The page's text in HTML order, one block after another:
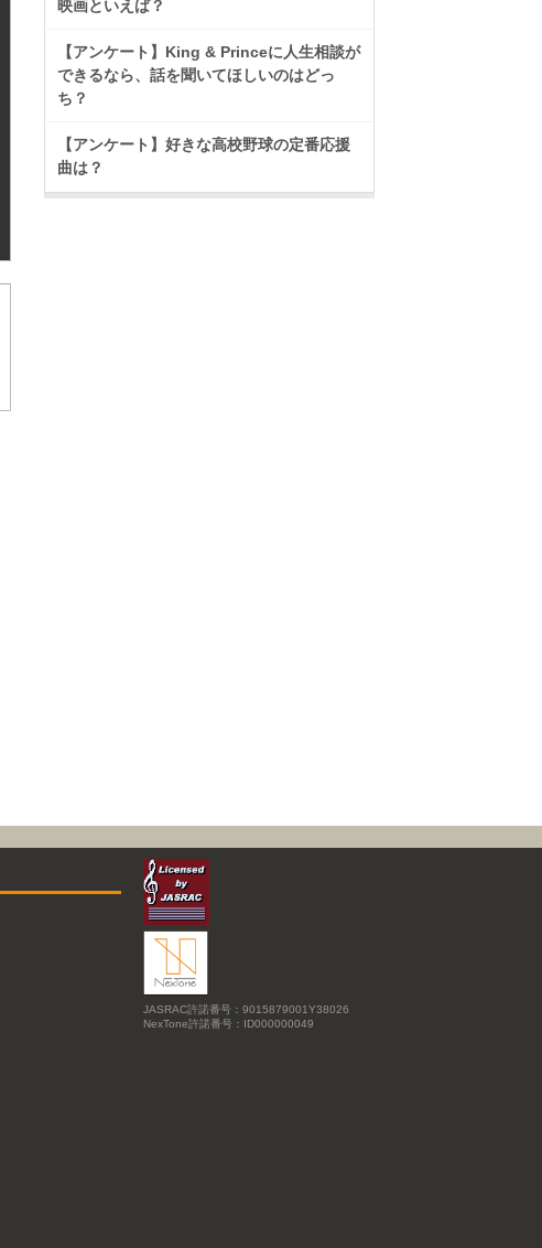
映画といえば？
【アンケート】King & Princeに人生相談が
できるなら、話を聞いてほしいのはどっ
ち？
【アンケート】好きな高校野球の定番応援
曲は？
JASRAC許諾番号：9015879001Y38026
NexTone許諾番号：ID000000049